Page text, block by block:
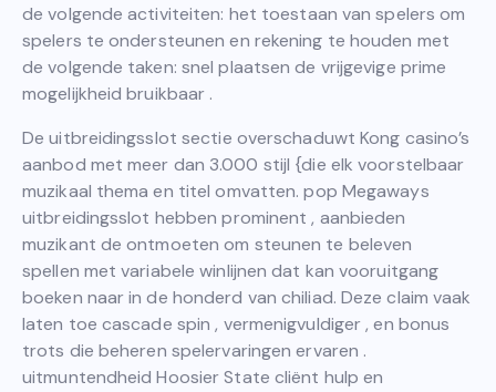
de volgende activiteiten: het toestaan ​​van spelers om
spelers te ondersteunen en rekening te houden met
de volgende taken: snel plaatsen de vrijgevige prime
mogelijkheid bruikbaar .
De uitbreidingsslot sectie overschaduwt Kong casino’s
aanbod met meer dan 3.000 stijl {die elk voorstelbaar
muzikaal thema en titel omvatten. pop Megaways
uitbreidingsslot hebben prominent , aanbieden
muzikant de ontmoeten om steunen te beleven
spellen met variabele winlijnen dat kan vooruitgang
boeken naar in de honderd van chiliad. Deze claim vaak
laten toe cascade spin , vermenigvuldiger , en bonus
trots die beheren spelervaringen ervaren .
uitmuntendheid Hoosier State cliënt hulp en